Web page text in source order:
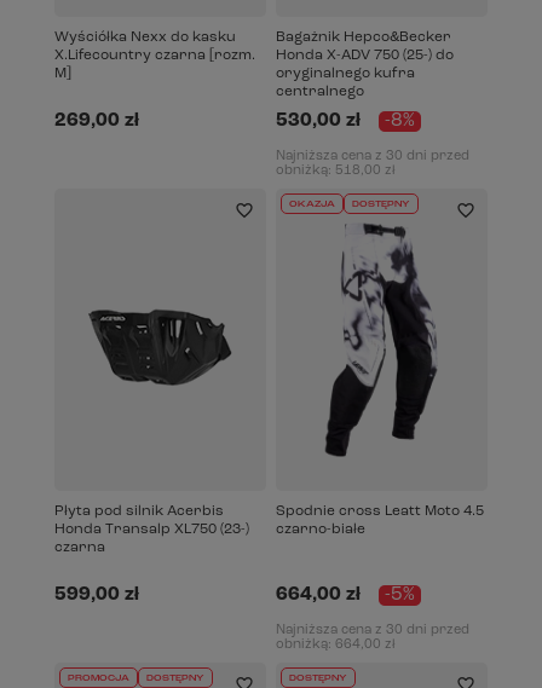
Wyściółka Nexx do kasku
X.Lifecountry czarna [rozm.
M]
269,00 zł
Bagażnik Hepco&Becker
Honda X-ADV 750 (25-) do
oryginalnego kufra
centralnego
530,00 zł -8%
Najniższa cena z 30 dni przed
obniżką: 518,00 zł
Płyta pod silnik Acerbis
Honda Transalp XL750 (23-)
czarna
599,00 zł
OKAZJA DOSTĘPNY
Spodnie cross Leatt Moto 4.5
czarno-białe
664,00 zł -5%
Najniższa cena z 30 dni przed
obniżką: 664,00 zł
PROMOCJA DOSTĘPNY DOSTĘPNY